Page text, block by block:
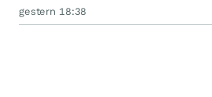
gestern 18:38